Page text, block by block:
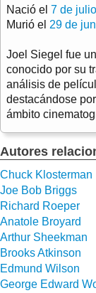
Nació el 7 de julio
Murió el 29 de
Joel Siegel fue un
conocido por su
análisis de
destacándose
ámbito
Autores
Chuck Klosterman
Joe Bob Briggs
Richard Roeper
Anatole Broyard
Arthur Sheekman
Brooks Atkinson
Edmund Wilson
George Edward